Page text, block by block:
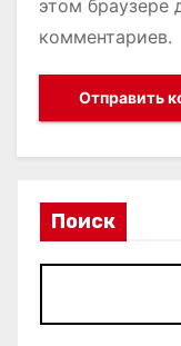
этом
комментариев.
Поиск